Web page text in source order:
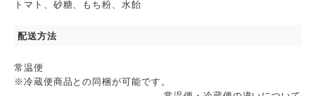
トマト、砂糖、もち粉、水飴
配送方法
常温便
※冷蔵便商品との同梱が可能です。